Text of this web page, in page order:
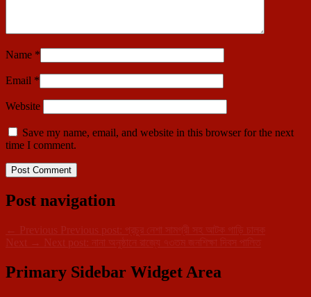
Name *
Email *
Website
Save my name, email, and website in this browser for the next
time I comment.
Post navigation
← Previous Previous post:
প্রচুর নেশা সামগ্রী সহ আটক গাড়ি চালক
Next → Next post: নানা অনুষ্ঠানে রাজ্যে ৭৩তম জনশিক্ষা দিবস পালিত
Primary Sidebar Widget Area